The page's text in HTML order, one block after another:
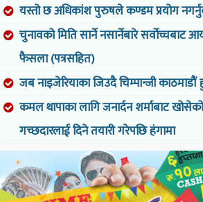
यस्तो छ अधिकांश पुरुषले कण्डम प्रयोग
चुनावको मिति सार्ने नसार्नेबारे सर्वोच्चबाट
फैसला (पत्रसहित)
जब नाइजेरियाका जिउदै चिम्पान्जी काठमाडौं
कमल थापाका लागि जनार्दन शर्माबाट
गच्छदारलाई दिने तयारी गरेपछि हंगामा